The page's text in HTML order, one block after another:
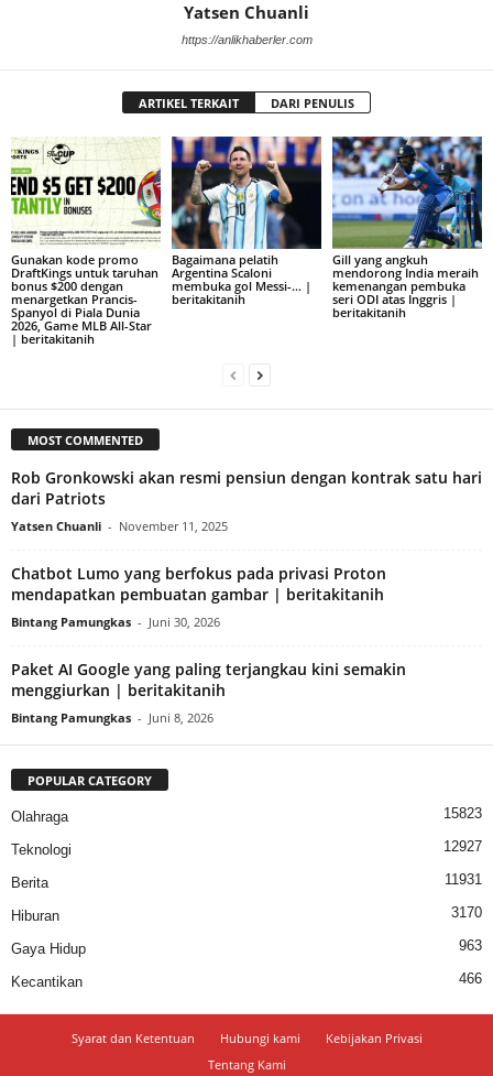
Yatsen Chuanli
https://anlikhaberler.com
ARTIKEL TERKAIT DARI PENULIS
Gunakan kode promo
DraftKings untuk taruhan
bonus $200 dengan
menargetkan Prancis-
Spanyol di Piala Dunia
2026, Game MLB All-Star
| beritakitanih
Bagaimana pelatih
Argentina Scaloni
membuka gol Messi-… |
beritakitanih
Gill yang angkuh
mendorong India meraih
kemenangan pembuka
seri ODI atas Inggris |
beritakitanih
MOST COMMENTED
Rob Gronkowski akan resmi pensiun dengan kontrak satu hari
dari Patriots
Yatsen Chuanli - November 11, 2025
Chatbot Lumo yang berfokus pada privasi Proton
mendapatkan pembuatan gambar | beritakitanih
Bintang Pamungkas - Juni 30, 2026
Paket AI Google yang paling terjangkau kini semakin
menggiurkan | beritakitanih
Bintang Pamungkas - Juni 8, 2026
POPULAR CATEGORY
Olahraga 15823
Teknologi 12927
Berita 11931
Hiburan 3170
Gaya Hidup 963
Kecantikan 466
Syarat dan Ketentuan Hubungi kami
Kebijakan Privasi
Tentang Kami